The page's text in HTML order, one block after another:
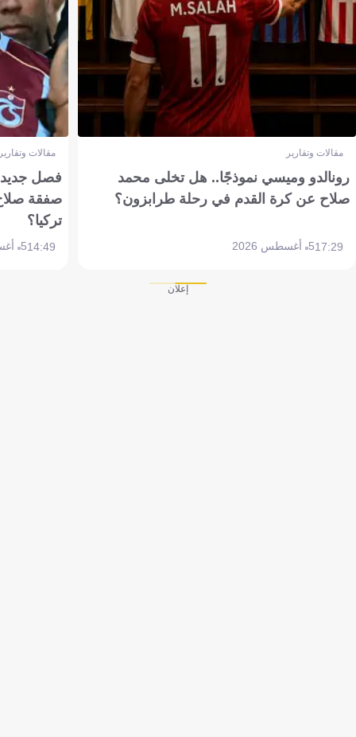
مقالات وتقارير
رونالدو وميسي نموذجًا.. هل تخلى محمد
صلاح عن كرة القدم في رحلة طرابزون؟
17:295 أغسطس 2026
مقالات
فصل جديد
صفقة
تركيا؟
14:495 أغسطس 2026
إعلان